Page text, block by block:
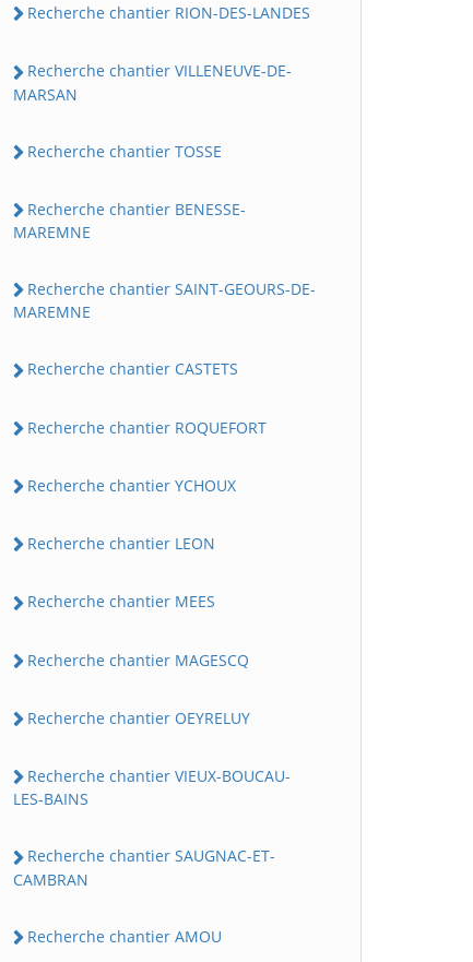
Recherche chantier RION-DES-LANDES
Recherche chantier VILLENEUVE-DE-
MARSAN
Recherche chantier TOSSE
Recherche chantier BENESSE-
MAREMNE
Recherche chantier SAINT-GEOURS-DE-
MAREMNE
Recherche chantier CASTETS
Recherche chantier ROQUEFORT
Recherche chantier YCHOUX
Recherche chantier LEON
Recherche chantier MEES
Recherche chantier MAGESCQ
Recherche chantier OEYRELUY
Recherche chantier VIEUX-BOUCAU-
LES-BAINS
Recherche chantier SAUGNAC-ET-
CAMBRAN
Recherche chantier AMOU